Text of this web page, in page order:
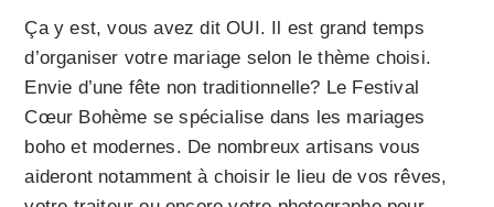
Ça y est, vous avez dit OUI. Il est grand temps
d’organiser votre mariage selon le thème choisi.
Envie d’une fête non traditionnelle? Le Festival
Cœur Bohème se spécialise dans les mariages
boho et modernes. De nombreux artisans vous
aideront notamment à choisir le lieu de vos rêves,